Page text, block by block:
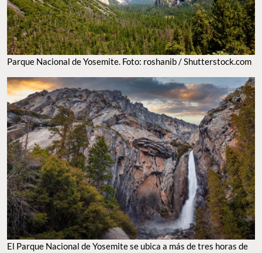
Parque Nacional de Yosemite. Foto: roshanib / Shutterstock.com
El Parque Nacional de Yosemite se ubica a más de tres horas de